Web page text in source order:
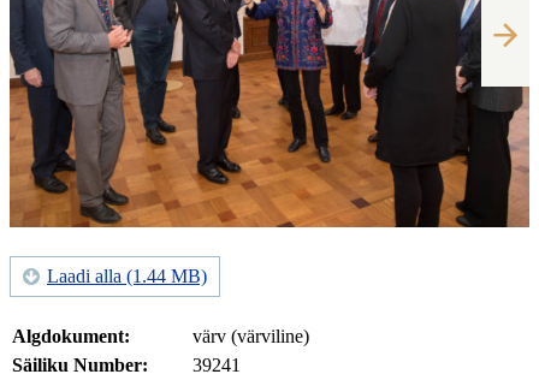
Laadi alla (1.44 MB)
Algdokument:
värv (värviline)
Säiliku Number:
39241